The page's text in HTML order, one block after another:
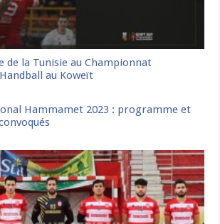
de la Tunisie au Championnat
au Koweït
Hammamet 2023 : programme et